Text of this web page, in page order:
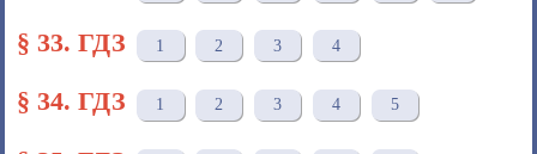
§ 33. ГДЗ 1 2 3 4
§ 34. ГДЗ 1 2 3 4 5